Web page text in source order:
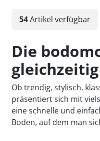
54Artikel verfügbar
Die
Ob trendig, stylisch,
präsentiert sich mit
eine schnelle und
Boden, auf dem man